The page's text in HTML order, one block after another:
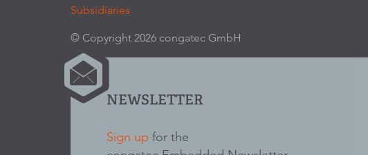
Subsidiaries
© Copyright 2026 congatec GmbH
NEWSLETTER
Sign up for the